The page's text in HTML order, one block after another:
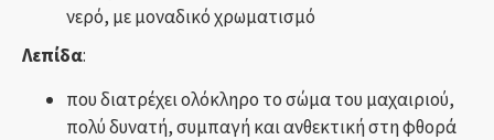
νερό, με μοναδικό χρωματισμό
Λεπίδα:
που διατρέχει ολόκληρο το σώμα του μαχαιριού,
πολύ δυνατή, συμπαγή και ανθεκτική στη φθορά